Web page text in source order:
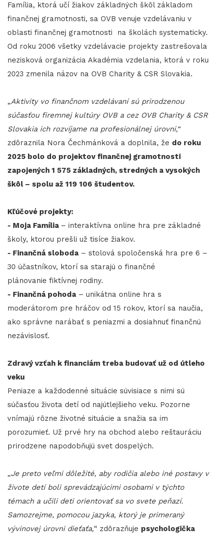
Família, ktorá učí žiakov základných škôl základom
finančnej gramotnosti, sa OVB venuje vzdelávaniu v
oblasti finančnej gramotnosti na školách systematicky.
Od roku 2006 všetky vzdelávacie projekty zastrešovala
nezisková organizácia Akadémia vzdelania, ktorá v roku
2023 zmenila názov na OVB Charity & CSR Slovakia.
„Aktivity vo finančnom vzdelávaní sú prirodzenou
súčasťou firemnej kultúry OVB a cez OVB Charity & CSR
Slovakia ich rozvíjame na profesionálnej úrovni,“
zdôraznila Nora Čechmánková a doplnila, že do roku
2025 bolo do projektov finančnej gramotnosti
zapojených 1 575 základných, stredných a vysokých
škôl – spolu až 119 106 študentov.
Kľúčové projekty:
- Moja Família – interaktívna online hra pre základné
školy, ktorou prešli už tisíce žiakov.
- Finančná sloboda – stolová spoločenská hra pre 6 –
30 účastníkov, ktorí sa starajú o finančné
plánovanie fiktívnej rodiny.
- Finančná pohoda – unikátna online hra s
moderátorom pre hráčov od 15 rokov, ktorí sa naučia,
ako správne narábať s peniazmi a dosiahnuť finančnú
nezávislosť.
Zdravý vzťah k financiám treba budovať už od útleho
veku
Peniaze a každodenné situácie súvisiace s nimi sú
súčasťou života detí od najútlejšieho veku. Pozorne
vnímajú rôzne životné situácie a snažia sa im
porozumieť. Už prvé hry na obchod alebo reštauráciu
prirodzene napodobňujú svet dospelých.
„Je preto veľmi dôležité, aby rodičia alebo iné postavy v
živote detí boli sprevádzajúcimi osobami v týchto
témach a učili deti orientovať sa vo svete peňazí.
Samozrejme, pomocou jazyka, ktorý je primeraný
vývinovej úrovni dieťaťa,“ zdôrazňuje psychologička